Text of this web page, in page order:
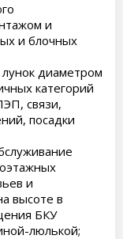
и
и блочных
диаметром
категорий
связи,
посадки
и
высоте в
БКУ
люлькой;